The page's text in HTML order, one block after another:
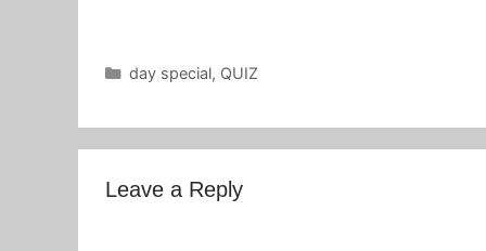
Categories
day special, QUIZ
Leave a Reply